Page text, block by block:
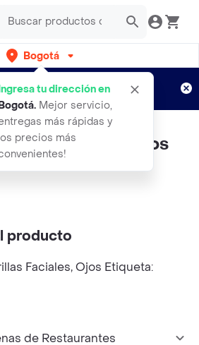
Bogotá
tu dirección en
. Mejor servicio,
más rápidas y
precios más
gratis por semanas
Aplican TyC
Hidrogel Para Ojos
producto
Faciales, Ojos Etiqueta:
de Restaurantes